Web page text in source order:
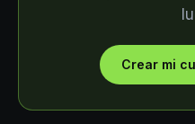
Crear mi